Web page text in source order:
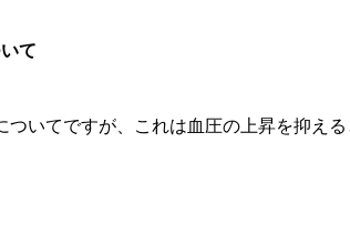
て
ついてですが、これは血圧の上昇を抑え